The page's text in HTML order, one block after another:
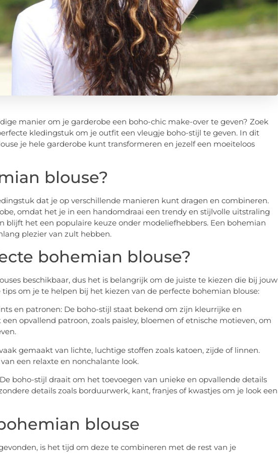
manier om je garderobe een boho-chic make-over te geven? Zoek
kledingstuk om je outfit een vleugje boho-stijl te geven. In dit
je hele garderobe kunt transformeren en jezelf een moeiteloos
blouse?
dat je op verschillende manieren kunt dragen en combineren.
omdat het je in een handomdraai een trendy en stijlvolle uitstraling
blijft het een populaire keuze onder modeliefhebbers. Een bohemian
plezier van zult hebben.
bohemian blouse?
beschikbaar, dus het is belangrijk om de juiste te kiezen die bij jouw
om je te helpen bij het kiezen van de perfecte bohemian blouse:
en patronen: De boho-stijl staat bekend om zijn kleurrijke en
opvallend patroon, zoals paisley, bloemen of etnische motieven, om
gemaakt van lichte, luchtige stoffen zoals katoen, zijde of linnen.
een relaxte en nonchalante look.
boho-stijl draait om het toevoegen van unieke en opvallende details
details zoals borduurwerk, kant, franjes of kwastjes om je look een
blouse
is het tijd om deze te combineren met de rest van je